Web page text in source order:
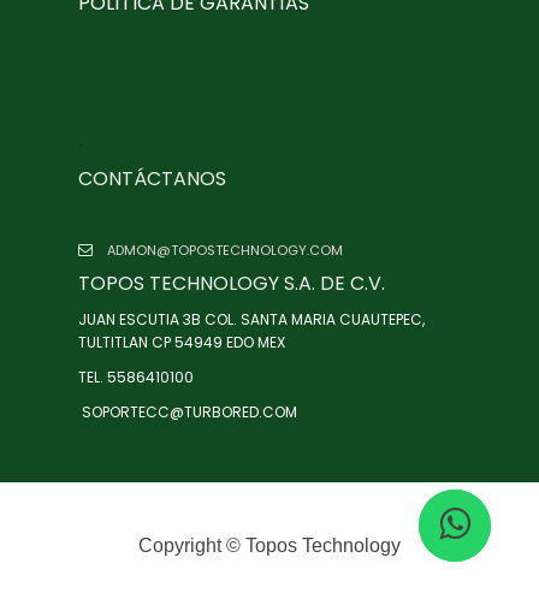
CONTÁCTANOS
ADMON@TOPOSTECHNOLOGY.COM
TOPOS TECHNOLOGY S.A. DE C.V.
JUAN ESCUTIA 3B COL. SANTA MARIA CUAUTEPEC,
TULTITLAN CP 54949 EDO MEX
TEL. 5586410100
SOPORTECC@TURBORED.COM
Copyright © Topos Technology